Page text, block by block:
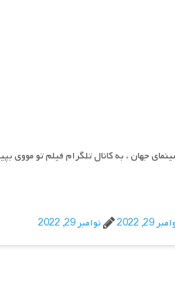
جهان ، به کانال تلگرام فیلم تو مووی
29, 2022 نوامبر 29, 2022